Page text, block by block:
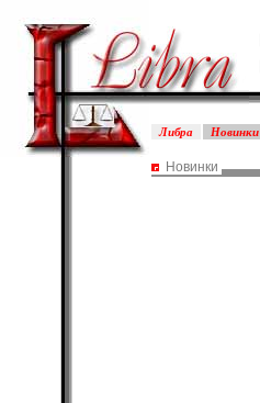
Либра Новинки
Новинки